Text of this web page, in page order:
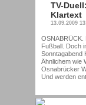
TV-
Klartext
13.09.2009
OSNABRÜCK.
Fußball. Doch
Sonntagabend
Ähnlichem wie
Osnabrücker
Und werden